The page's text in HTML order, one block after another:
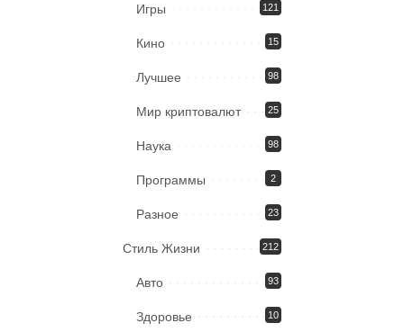
Игры 121
Кино 15
Лучшее 98
Мир криптовалют 25
Наука 98
Программы 2
Разное 23
Стиль Жизни 212
Авто 93
Здоровье 10